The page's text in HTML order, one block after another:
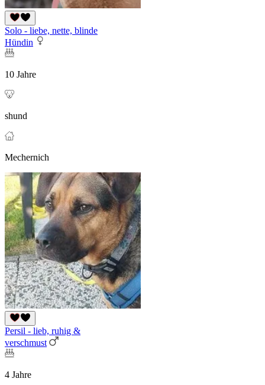
Solo - liebe, nette, blinde
Hündin
10 Jahre
shund
Mechernich
Persil - lieb, ruhig &
verschmust
4 Jahre